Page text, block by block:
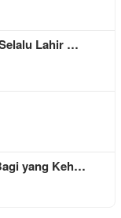
Lahir …
yang Keh…